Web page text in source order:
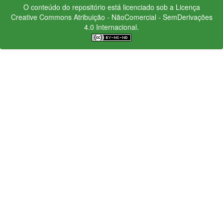
O conteúdo do repositório está licenciado sob a Licença
Creative CommonsAtribuição - NãoComercial - SemDerivações
4.0 Internacional.